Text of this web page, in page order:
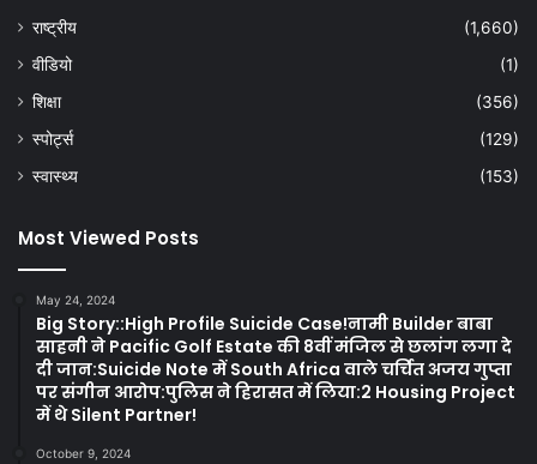
राष्ट्रीय
(1,660)
वीडियो
(1)
शिक्षा
(356)
स्पोर्ट्स
(129)
स्वास्थ्य
(153)
Most Viewed Posts
May 24, 2024
Big Story::High Profile Suicide Case!नामी Builder बाबा
साहनी ने Pacific Golf Estate की 8वीं मंजिल से छलांग लगा दे
दी जान:Suicide Note में South Africa वाले चर्चित अजय गुप्ता
पर संगीन आरोप:पुलिस ने हिरासत में लिया:2 Housing Project
में थे Silent Partner!
October 9, 2024